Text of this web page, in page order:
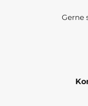
Gerne